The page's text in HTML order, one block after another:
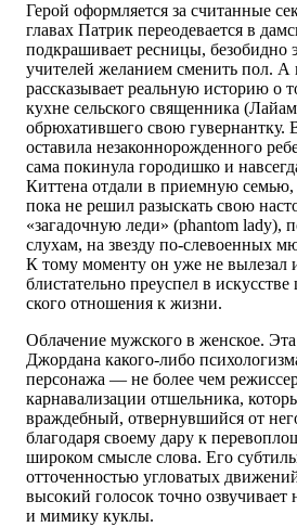
Герой оформляется за считанные
главах Патрик переодевается в
подкрашивает ресницы, безобидно
учителей желанием сменить пол.
рассказывает реальную историю о
кухне сельского священника
обрюхатившего свою гувернантку.
оставила незаконнорожденного
сама покинула городишко и
Киттена отдали в приемную семью,
пока не решил разыскать свою
«загадочную леди» (phantom lady),
слухам, на звезду по-слевоенных
К тому моменту он уже не вылезал
блистательно преуспел в
ского отношения к жизни.
Облачение мужского в женское.
Джордана какого-либо
персонажа — не более чем
карнавализации отшельника,
враждебный, отвернувшийся от
благодаря своему дару к
широком смысле слова. Его
отточенностью угловатых
высокий голосок точно
и мимику куклы.